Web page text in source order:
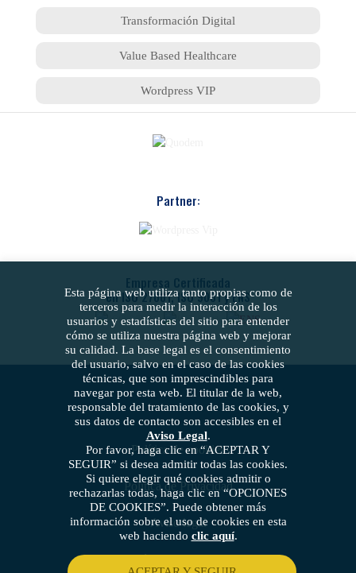
Transformación Digital
Value Based Healthcare
Wordpress VIP
Partner:
Empresa Certificada
en ISO 27001, ISO 9001 y ENS
Política de cookies
Política de Privacidad
Aviso legal
Política de seguridad
Esta página web utiliza tanto propias como de
terceros para medir la interacción de los
usuarios y estadísticas del sitio para entender
cómo se utiliza nuestra página web y mejorar
su calidad. La base legal es el consentimiento
del usuario, salvo en el caso de las cookies
técnicas, que son imprescindibles para
navegar por esta web. El titular de la web,
responsable del tratamiento de las cookies, y
sus datos de contacto son accesibles en el
Aviso Legal.
Por favor, haga clic en “ACEPTAR Y
SEGUIR” si desea admitir todas las cookies.
Si quiere elegir qué cookies admitir o
rechazarlas todas, haga clic en “OPCIONES
DE COOKIES”. Puede obtener más
información sobre el uso de cookies en esta
web haciendo clic aquí.